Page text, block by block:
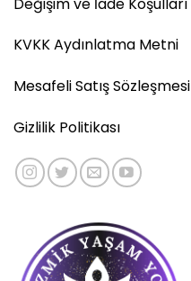
KVKK Aydınlatma Metni
Mesafeli Satış Sözleşmesi
Gizlilik Politikası